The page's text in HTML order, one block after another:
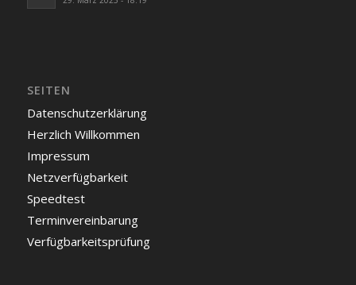
SEITEN
Datenschutzerklärung
Herzlich Willkommen
Impressum
Netzverfügbarkeit
Speedtest
Terminvereinbarung
Verfügbarkeitsprüfung